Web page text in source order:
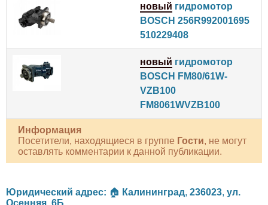
новый гидромотор
BOSCH 256R992001695
510229408
новый гидромотор
BOSCH FM80/61W-
VZB100
FM8061WVZB100
Информация
Посетители, находящиеся в группе Гости, не могут
оставлять комментарии к данной публикации.
Юридический адрес: 🏠 Калининград, 236023, ул.
Осенняя, 6Б